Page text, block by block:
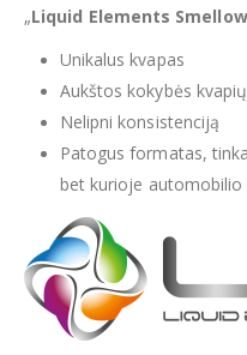
„Liquid Elements Smellow
Unikalus kvapas
Aukštos kokybės
Nelipni konsistenciją
Patogus formatas,
bet kurioje automobilio